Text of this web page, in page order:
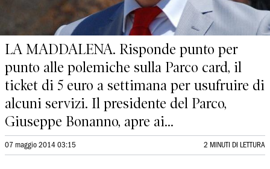
LA MADDALENA. Risponde punto per
punto alle polemiche sulla Parco card, il
ticket di 5 euro a settimana per usufruire di
alcuni servizi. Il presidente del Parco,
Giuseppe Bonanno, apre ai...
07 maggio 2014 03:15 2 MINUTI DI LETTURA